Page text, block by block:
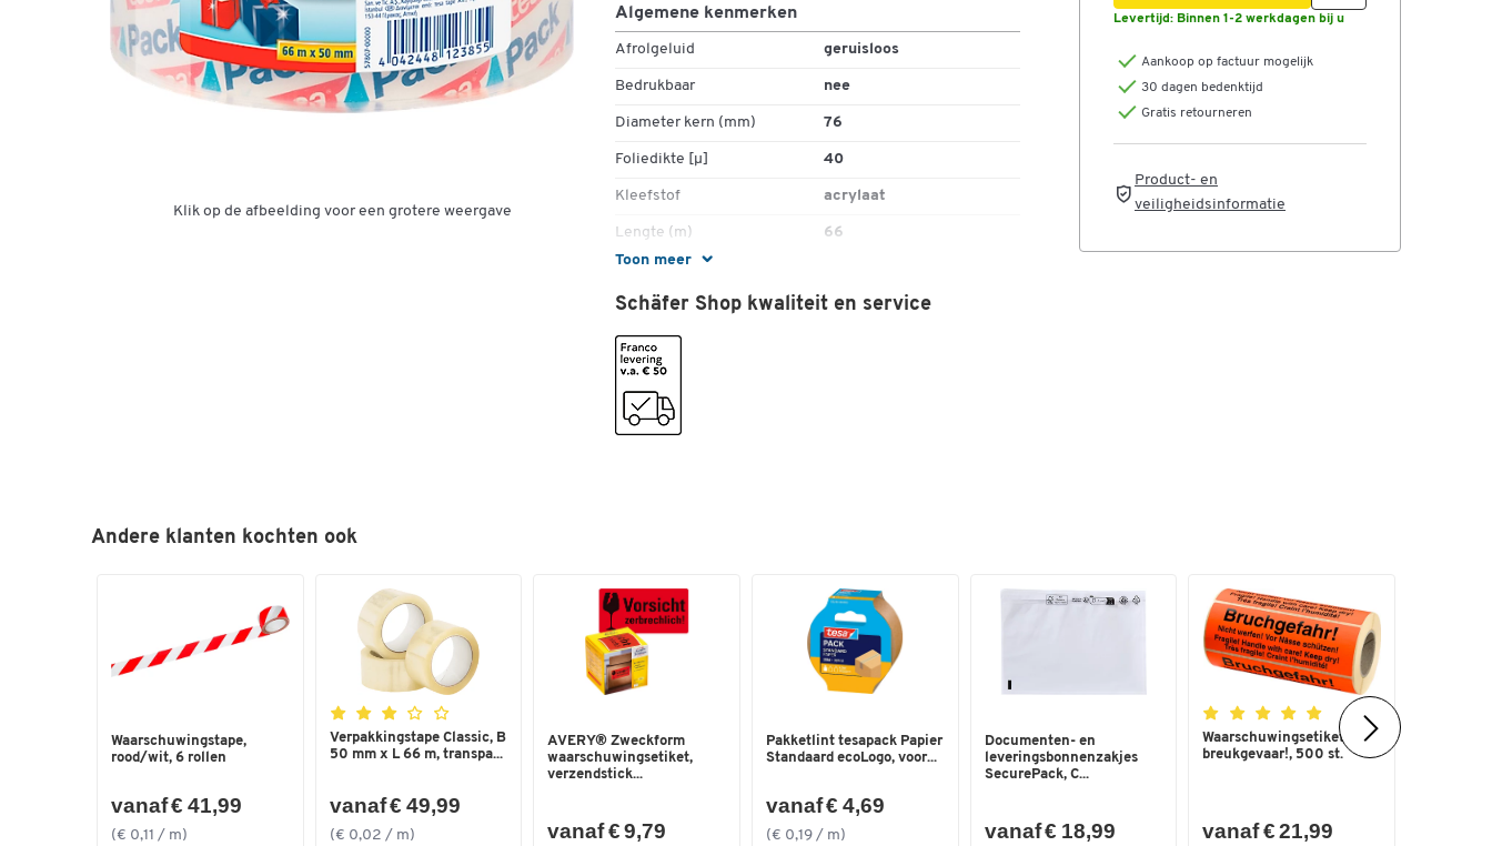
Klik op de afbeelding voor een grotere weergave
Toon meer
Algemene kenmerken
Afrolgeluid geruisloos
Bedrukbaar nee
Diameter kern (mm) 76
Foliedikte [µ] 40
Kleefstof acrylaat
Lengte (m) 66
Materiaal
Stuk(s) per verpakking 6
Totale dikte (µ)
Zelfklevend
Kleuren
Schäfer Shop kwaliteit en service
Levertijd: Binnen 1-2 werkdagen bij u
Aankoop op factuur mogelijk
30 dagen bedenktijd
Gratis retourneren
Product- en
veiligheidsinformatie
Andere klanten kochten ook
Waarschuwingstape,
rood/wit, 6 rollen
vanaf € 41,99
(€ 0,11 / m)
Verpakkingstape Classic, B
50 mm x L 66 m, transpa...
vanaf € 49,99
(€ 0,02 / m)
AVERY® Zweckform
waarschuwingsetiket,
verzendstick...
vanaf € 9,79
Pakketlint tesapack Papier
Standaard ecoLogo, voor...
vanaf € 4,69
(€ 0,19 / m)
Documenten- en
leveringsbonnenzakjes
SecurePack, C...
vanaf € 18,99
Waarschuwingsetiketten,
breukgevaar!, 500 st.
vanaf € 21,99